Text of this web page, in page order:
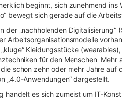
beginnt, sich zunehmend ins
bewegt sich gerade auf die
„nachholenden Digitalisierung“
Arbeitsorganisationsmodelle
Kleidungsstücke
für den Menschen. Mehr
schon zehn oder mehr Jahre auf
„4.0-Anwendungen“ dargestellt.
es sich zumeist um IT-